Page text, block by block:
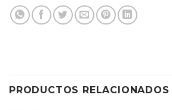
PRODUCTOS RELACIONADOS